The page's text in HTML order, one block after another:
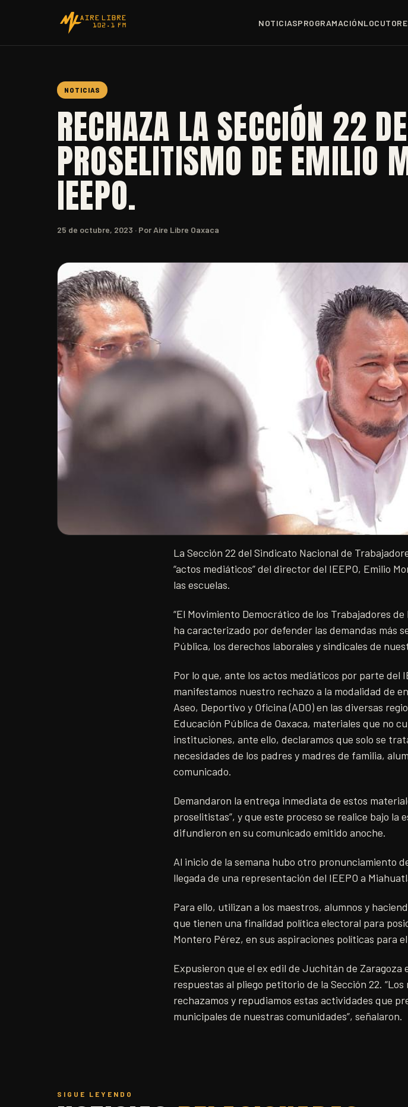
NOTICIASPROGRAMACIÓN
NOTICIAS
RECHAZA LA SECCIÓN 22
PROSELITISMO DE EMILIO
IEEPO.
25 de octubre, 2023 · Por Aire Libre Oaxaca
La Sección 22 del Sindicato Nacional de
“actos mediáticos” del director del IEEPO, Emilio
las escuelas.
“El Movimiento Democrático de los Trabajadores
ha caracterizado por defender las demandas más
Pública, los derechos laborales y sindicales de
Por lo que, ante los actos mediáticos por parte del
manifestamos nuestro rechazo a la modalidad de
Aseo, Deportivo y Oficina (ADO) en las diversas
Educación Pública de Oaxaca, materiales que no
instituciones, ante ello, declaramos que solo se
necesidades de los padres y madres de familia,
comunicado.
Demandaron la entrega inmediata de estos
proselitistas”, y que este proceso se realice bajo
difundieron en su comunicado emitido anoche.
Al inicio de la semana hubo otro pronunciamiento
llegada de una representación del IEEPO a
Para ello, utilizan a los maestros, alumnos y
que tienen una finalidad política electoral para
Montero Pérez, en sus aspiraciones políticas para
Expusieron que el ex edil de Juchitán de
respuestas al pliego petitorio de la Sección 22.
rechazamos y repudiamos estas actividades que
municipales de nuestras comunidades”, señalaron.
SIGUE LEYENDO